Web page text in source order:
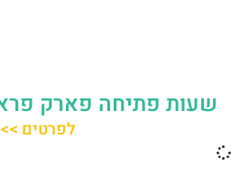
שעות פתיחה פארק
לפרטים >>